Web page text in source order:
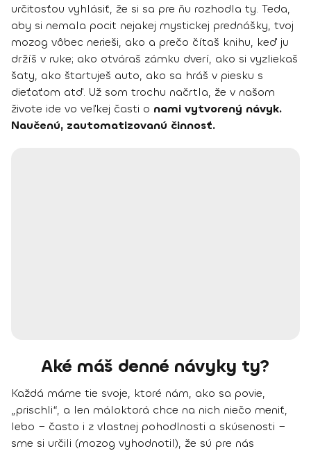
určitosťou vyhlásiť, že si sa pre ňu rozhodla ty. Teda,
aby si nemala pocit nejakej mystickej prednášky, tvoj
mozog vôbec nerieši, ako a prečo čítaš knihu, keď ju
držíš v ruke; ako otváraš zámku dverí, ako si vyzliekaš
šaty, ako štartuješ auto, ako sa hráš v piesku s
dieťaťom atď. Už som trochu načrtla, že v našom
živote ide vo veľkej časti o nami vytvorený návyk.
Naučenú, zautomatizovanú činnosť.
Aké máš denné návyky ty?
Každá máme tie svoje, ktoré nám, ako sa povie,
„prischli“, a len máloktorá chce na nich niečo meniť,
lebo − často i z vlastnej pohodlnosti a skúsenosti −
sme si určili (mozog vyhodnotil), že sú pre nás